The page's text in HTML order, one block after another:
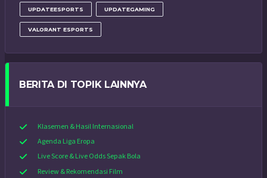
UPDATEESPORTS UPDATEGAMING
VALORANT ESPORTS
BERITA DI TOPIK LAINNYA
Klasemen & Hasil Internasional
Agenda Liga Eropa
Live Score & Live Odds Sepak Bola
Review & Rekomendasi Film